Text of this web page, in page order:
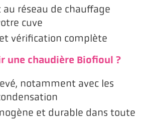
au réseau de chauffage
cuve
vérification complète
une chaudière Biofioul ?
notamment avec les
et durable dans toute